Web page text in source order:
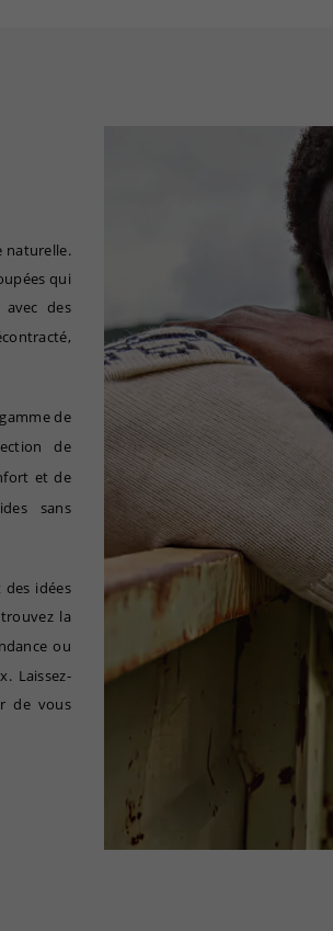
naturelle.
qui
des
de
de
et de
sans
idées
la
ou
Laissez-
de vous